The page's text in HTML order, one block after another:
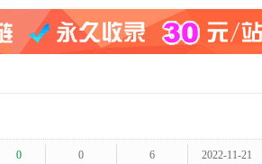
0
0
6
2022-11-21